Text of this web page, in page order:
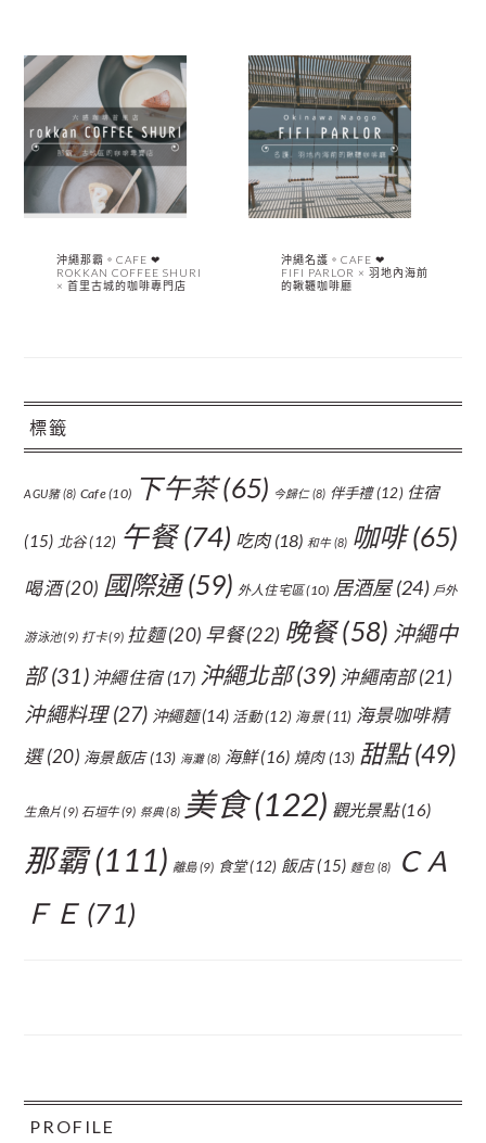
沖繩那霸。CAFE ❤︎
ROKKAN COFFEE SHURI
× 首里古城的咖啡專門店
沖繩名護。CAFE ❤︎
FIFI PARLOR × 羽地內海前
的鞦韆咖啡廳
標籤
AGU豬(8) Cafe(10) 下午茶(65) 今歸仁(8) 伴手禮(12) 住宿
(15) 北谷(12) 午餐(74) 吃肉(18) 和牛(8) 咖啡(65)
喝酒(20) 國際通(59) 外人住宅區(10) 居酒屋(24) 戶外
游泳池(9) 打卡(9) 拉麵(20) 早餐(22) 晚餐(58) 沖繩中
部(31) 沖繩住宿(17) 沖繩北部(39) 沖繩南部(21)
沖繩料理(27) 沖繩麵(14) 活動(12) 海景(11) 海景咖啡精
選(20) 海景飯店(13) 海灘(8) 海鮮(16) 燒肉(13) 甜點(49)
生魚片(9) 石垣牛(9) 祭典(8) 美食(122) 觀光景點(16)
那霸(111) 離島(9) 食堂(12) 飯店(15) 麵包 (8)
ＣＡ
ＦＥ (71)
FOOTER
PROFILE